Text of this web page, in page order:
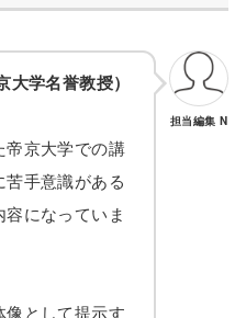
担当編集 N
学名誉教授）
帝京大学での講
手意識がある
になっていま
像として提示す